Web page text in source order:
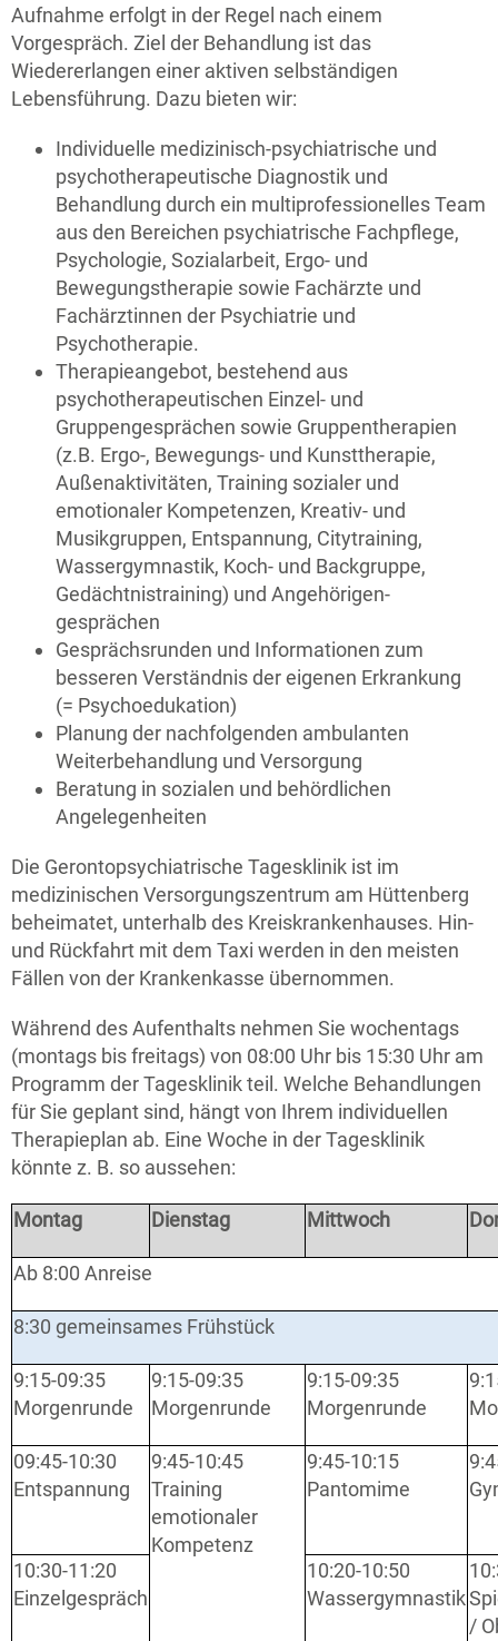
Aufnahme erfolgt in der Regel nach einem
Vorgespräch. Ziel der Behandlung ist das
Wiedererlangen einer aktiven selbständigen
Lebensführung. Dazu bieten wir:
Individuelle medizinisch-psychiatrische und
psychotherapeutische Diagnostik und
Behandlung durch ein multiprofessionelles Team
aus den Bereichen psychiatrische Fachpflege,
Psychologie, Sozialarbeit, Ergo- und
Bewegungstherapie sowie Fachärzte und
Fachärztinnen der Psychiatrie und
Psychotherapie.
Therapieangebot, bestehend aus
psychotherapeutischen Einzel- und
Gruppengesprächen sowie Gruppentherapien
(z.B. Ergo-, Bewegungs- und Kunsttherapie,
Außenaktivitäten, Training sozialer und
emotionaler Kompetenzen, Kreativ- und
Musikgruppen, Entspannung, Citytraining,
Wassergymnastik, Koch- und Backgruppe,
Gedächtnistraining) und Angehörigen­
gesprächen
Gesprächsrunden und Informationen zum
besseren Verständnis der eigenen Erkrankung
(= Psychoedukation)
Planung der nachfolgenden ambulanten
Weiterbehandlung und Versorgung
Beratung in sozialen und behördlichen
Angelegenheiten
Die Gerontopsychiatrische Tagesklinik ist im
medizinischen Versorgungszentrum am Hüttenberg
beheimatet, unterhalb des Kreiskrankenhauses. Hin-
und Rückfahrt mit dem Taxi werden in den meisten
Fällen von der Krankenkasse übernommen.
Während des Aufenthalts nehmen Sie wochentags
(montags bis freitags) von 08:00 Uhr bis 15:30 Uhr am
Programm der Tagesklinik teil. Welche Behandlungen
für Sie geplant sind, hängt von Ihrem individuellen
Therapieplan ab. Eine Woche in der Tagesklinik
könnte z. B. so aussehen:
Montag Dienstag Mittwoch
Ab 8:00 Anreise
8:30 gemeinsames Frühstück
9:15-09:35
Morgenrunde
9:15-09:35
Morgenrunde
9:15-09:35
Morgenrunde
09:45-10:30
Entspannung
9:45-10:45
Training
emotionaler
Kompetenz
9:45-10:15
Pantomime
10:30-11:20
Einzelgespräch
10:20-10:50
Wassergymnastik
/